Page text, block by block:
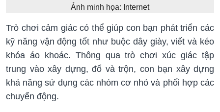
Ảnh minh họa: Internet
Trò chơi cảm giác có thể giúp con bạn phát triển các
kỹ năng vận động tốt như buộc dây giày, viết và kéo
khóa áo khoác. Thông qua trò chơi xúc giác tập
trung vào xây dựng, đổ và trộn, con bạn xây dựng
khả năng sử dụng các nhóm cơ nhỏ và phối hợp các
chuyển động.